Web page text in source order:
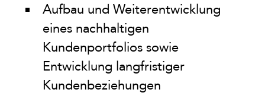
Aufbau und Weiterentwicklung
eines nachhaltigen
Kundenportfolios sowie
Entwicklung langfristiger
Kundenbeziehungen